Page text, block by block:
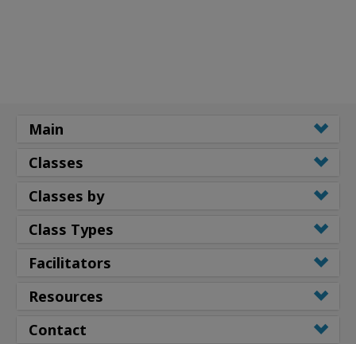
Main
Classes
Classes by
Class Types
Facilitators
Resources
Contact